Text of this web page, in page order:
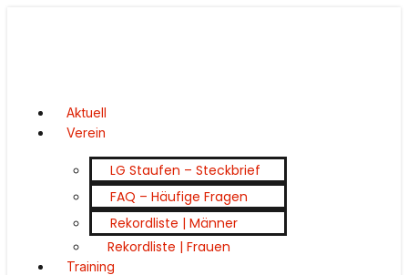
Aktuell
Verein
LG Staufen – Steckbrief
FAQ – Häufige Fragen
Rekordliste | Männer
Rekordliste | Frauen
Training